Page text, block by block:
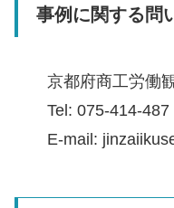
事例に関する問
京都府商工労働
Tel: 075-414-487
E-mail: